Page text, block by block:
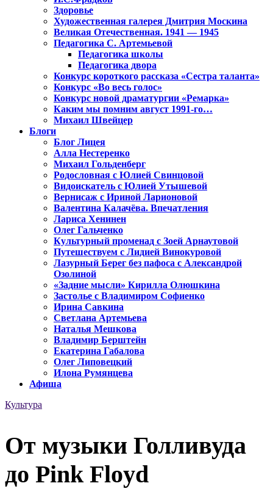
Здоровье
Художественная галерея Дмитрия Москина
Великая Отечественная. 1941 — 1945
Педагогика С. Артемьевой
Педагогика школы
Педагогика двора
Конкурс короткого рассказа «Сестра таланта»
Конкурс «Во весь голос»
Конкурс новой драматургии «Ремарка»
Каким мы помним август 1991-го…
Михаил Швейцер
Блоги
Блог Лицея
Алла Нестеренко
Михаил Гольденберг
Родословная с Юлией Свинцовой
Видоискатель с Юлией Утышевой
Вернисаж с Ириной Ларионовой
Валентина Калачёва. Впечатления
Лариса Хенинен
Олег Гальченко
Культурный променад с Зоей Арнаутовой
Путешествуем с Лидией Винокуровой
Лазурный Берег без пафоса с Александрой
Озолиной
«Задние мысли» Кирилла Олюшкина
Застолье с Владимиром Софиенко
Ирина Савкина
Светлана Артемьева
Наталья Мешкова
Владимир Берштейн
Екатерина Габалова
Олег Липовецкий
Илона Румянцева
Афиша
Культура
От музыки Голливуда
до Pink Floyd